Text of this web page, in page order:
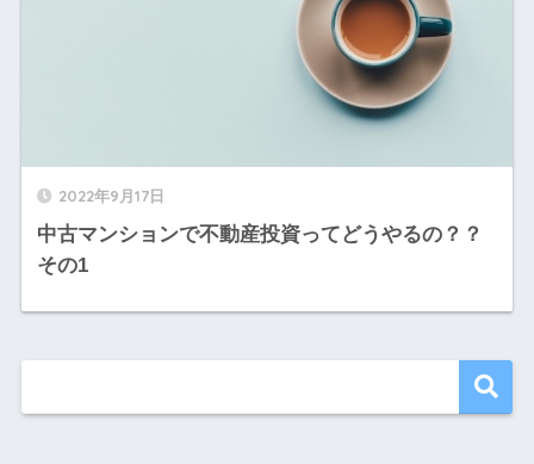
2022年9月17日
中古マンションで不動産投資ってどうやるの？？
その1